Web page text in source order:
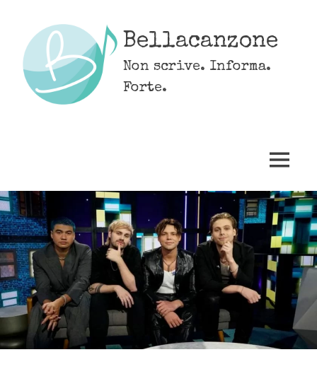
content
Bellacanzone
Non scrive. Informa.
Forte.
MENU